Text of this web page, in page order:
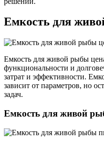
Емкость для
Емкость для живой рыбы цена
функциональности и
затрат и эффективности.
зависит от параметров, но
задач.
Емкость для живой